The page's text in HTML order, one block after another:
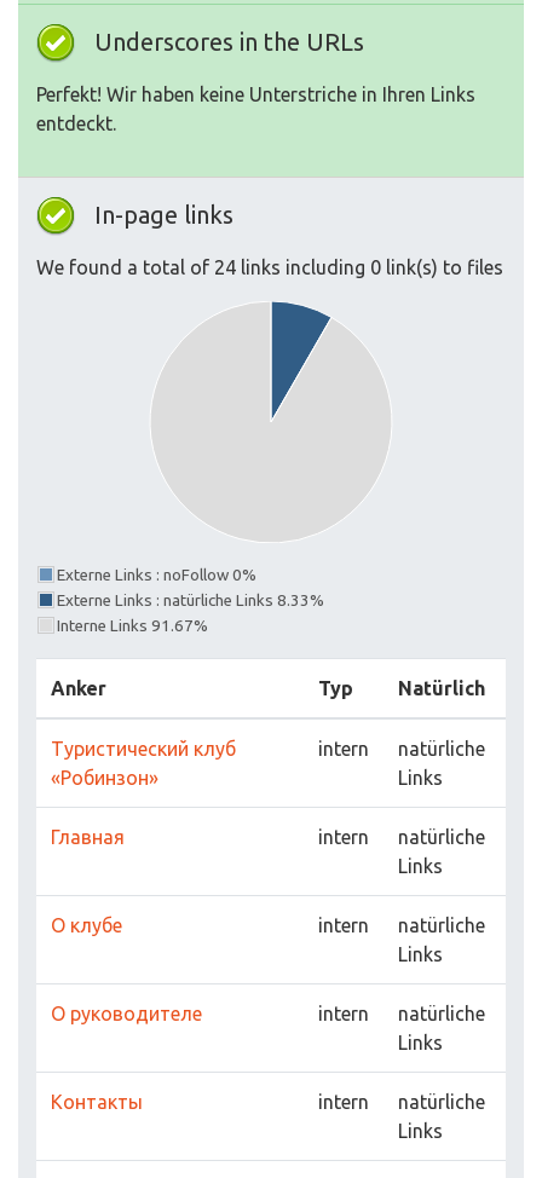
Underscores in the URLs
Perfekt! Wir haben keine Unterstriche in Ihren Links
entdeckt.
In-page links
We found a total of 24 links including 0 link(s) to files
Externe Links : noFollow 0%
Externe Links : natürliche Links 8.33%
Interne Links 91.67%
Anker Typ Natürlich
Туристический клуб
«Робинзон»
intern
natürliche
Links
Главная intern
natürliche
Links
О клубе intern
natürliche
Links
О руководителе intern
natürliche
Links
Контакты intern
natürliche
Links